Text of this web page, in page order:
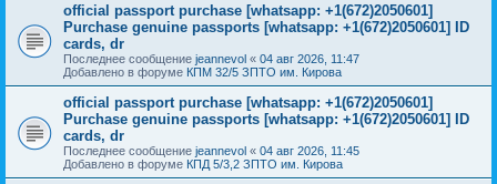
official passport purchase [whatsapp: +1(672)2050601]
Purchase genuine passports [whatsapp: +1(672)2050601] ID
cards, dr
Последнее сообщение jeannevol « 04 авг 2026, 11:47
Добавлено в форуме КПМ 32/5 ЗПТО им. Кирова
official passport purchase [whatsapp: +1(672)2050601]
Purchase genuine passports [whatsapp: +1(672)2050601] ID
cards, dr
Последнее сообщение jeannevol « 04 авг 2026, 11:45
Добавлено в форуме КПД 5/3,2 ЗПТО им. Кирова